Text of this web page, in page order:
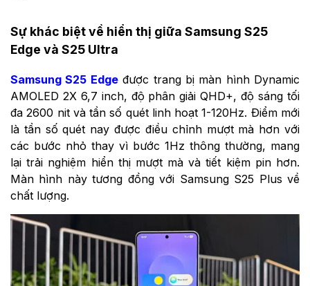
Sự khác biệt về hiển thị giữa Samsung S25
Edge và S25 Ultra
Samsung S25 Edgeđược trang bị màn hình Dynamic
AMOLED 2X 6,7 inch, độ phân giải QHD+, độ sáng tối
đa 2600 nit và tần số quét linh hoạt 1-120Hz. Điểm mới
là tần số quét nay được điều chỉnh mượt mà hơn với
các bước nhỏ thay vì bước 1Hz thông thường, mang
lại trải nghiệm hiển thị mượt mà và tiết kiệm pin hơn.
Màn hình này tương đồng với Samsung S25 Plus về
chất lượng.